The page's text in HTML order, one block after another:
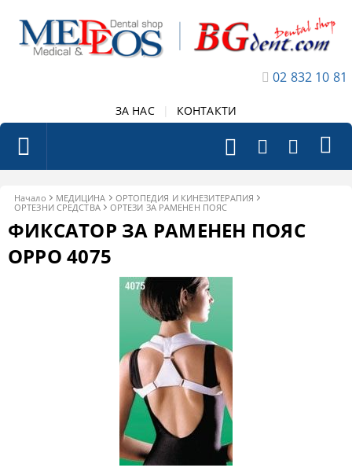
02 832 10 81
ЗА НАС КОНТАКТИ
Начало МЕДИЦИНА
ОРТОПЕДИЯ И КИНЕЗИТЕРАПИЯ
ОРТЕЗНИ СРЕДСТВА
ОРТЕЗИ ЗА РАМЕНЕН ПОЯС
ФИКСАТОР ЗА РАМЕНЕН ПОЯС
ОРРО 4075